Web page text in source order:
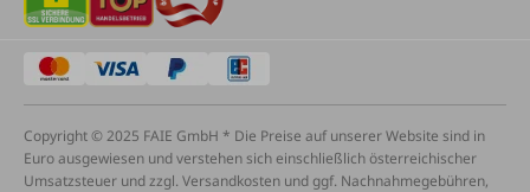
Copyright © 2025 FAIE GmbH * Die Preise auf unserer Website sind in
Euro ausgewiesen und verstehen sich einschließlich österreichischer
Umsatzsteuer und zzgl. Versandkosten und ggf. Nachnahmegebühren,